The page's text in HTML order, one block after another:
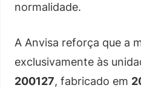
normalidade.
A Anvisa reforça que a
exclusivamente às
200127, fabricado em